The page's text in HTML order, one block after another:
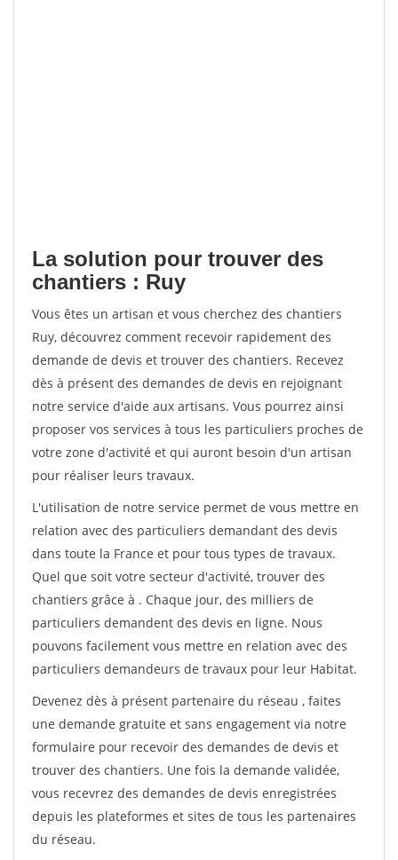
La solution pour trouver des
chantiers : Ruy
Vous êtes un artisan et vous cherchez des chantiers
Ruy, découvrez comment recevoir rapidement des
demande de devis et trouver des chantiers. Recevez
dès à présent des demandes de devis en rejoignant
notre service d'aide aux artisans. Vous pourrez ainsi
proposer vos services à tous les particuliers proches de
votre zone d'activité et qui auront besoin d'un artisan
pour réaliser leurs travaux.
L'utilisation de notre service permet de vous mettre en
relation avec des particuliers demandant des devis
dans toute la France et pour tous types de travaux.
Quel que soit votre secteur d'activité, trouver des
chantiers grâce à . Chaque jour, des milliers de
particuliers demandent des devis en ligne. Nous
pouvons facilement vous mettre en relation avec des
particuliers demandeurs de travaux pour leur Habitat.
Devenez dès à présent partenaire du réseau , faites
une demande gratuite et sans engagement via notre
formulaire pour recevoir des demandes de devis et
trouver des chantiers. Une fois la demande validée,
vous recevrez des demandes de devis enregistrées
depuis les plateformes et sites de tous les partenaires
du réseau.